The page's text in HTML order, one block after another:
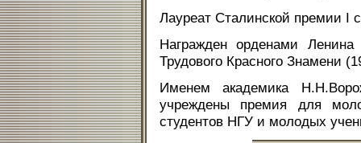
Лауреат Сталинской премии I
Награжден орденами
Трудового Красного Знамени
Именем академика
учреждены премия для
студентов НГУ и молодых